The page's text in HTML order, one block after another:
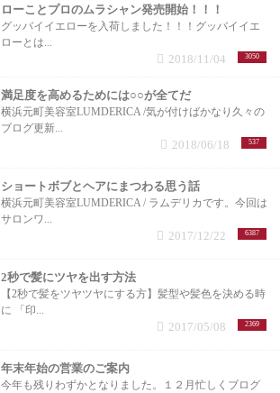
ローことプロのムラシャン発売開始！！！
グッバイイエローを入荷しました！！！グッバイイエ
ローとは...
3050
2018/11/04
満足度を高めるためには○○が全てだ
横浜元町美容室LUMDERICA /気が付けばかなり久々の
ブログ更新...
537
2018/06/18
ショートボブとヘアにまつわる思う話
横浜元町美容室LUMDERICA / ラムデリカです。今回は
サロンワ...
6387
2017/12/22
2秒で髪にツヤを出す方法
【2秒で髪をツヤツヤにする方】髪型や髪色を決める時
に 「印...
2369
2017/05/08
年末年始の営業のご案内
今年も残りわずかとなりました。１２月忙しくブログ